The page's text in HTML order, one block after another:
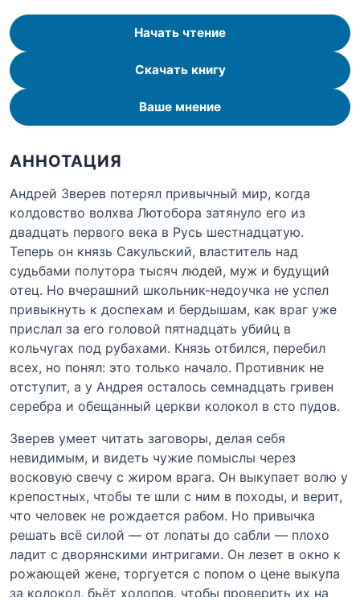
Начать чтение
Скачать книгу
Ваше мнение
АННОТАЦИЯ
Андрей Зверев потерял привычный мир, когда
колдовство волхва Лютобора затянуло его из
двадцать первого века в Русь шестнадцатую.
Теперь он князь Сакульский, властитель над
судьбами полутора тысяч людей, муж и будущий
отец. Но вчерашний школьник-недоучка не успел
привыкнуть к доспехам и бердышам, как враг уже
прислал за его головой пятнадцать убийц в
кольчугах под рубахами. Князь отбился, перебил
всех, но понял: это только начало. Противник не
отступит, а у Андрея осталось семнадцать гривен
серебра и обещанный церкви колокол в сто пудов.
Зверев умеет читать заговоры, делая себя
невидимым, и видеть чужие помыслы через
восковую свечу с жиром врага. Он выкупает волю у
крепостных, чтобы те шли с ним в походы, и верит,
что человек не рождается рабом. Но привычка
решать всё силой — от лопаты до сабли — плохо
ладит с дворянскими интригами. Он лезет в окно к
рожающей жене, торгуется с попом о цене выкупа
за колокол, бьёт холопов, чтобы проверить их на